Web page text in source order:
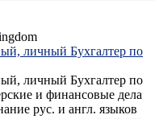
личный Бухгалтер по
личный Бухгалтер по
и финансовые дела
рус. и англ. языков